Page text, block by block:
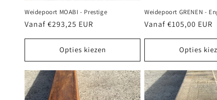
Weidepoort MOABI - Prestige
Normale
Vanaf €293,25 EUR
Opties kiezen
Weidepoort GRENEN -
Normale
Vanaf €105,00 EUR
Opties